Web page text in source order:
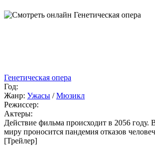
Генетическая опера
Год:
Жанр: Ужасы /Мюзикл
Режиссер:
Актеры:
Действие фильма происходит в 2056 году.
миру проносится пандемия отказов
[Трейлер]